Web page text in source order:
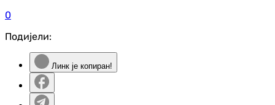
0
Подијели:
Линк је копиран!